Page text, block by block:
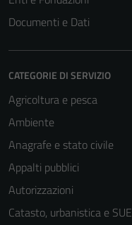
Documenti e Dati
CATEGORIE DI SERVIZIO
Agricoltura e pesca
Ambiente
Anagrafe e stato civile
Appalti pubblici
Autorizzazioni
Catasto, urbanistica e SUE